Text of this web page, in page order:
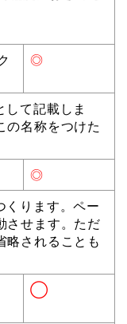
◎
て記載しま
の名称をつけた
◎
ります。ペー
させます。ただ
略されることも
◯